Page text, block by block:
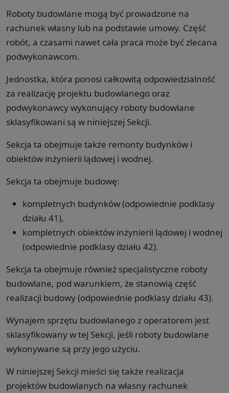
Roboty budowlane mogą być prowadzone na
rachunek własny lub na podstawie umowy. Część
robót, a czasami nawet cała praca może być zlecana
podwykonawcom.
Jednostka, która ponosi całkowitą odpowiedzialność
za realizację projektu budowlanego oraz
podwykonawcy wykonujący roboty budowlane
sklasyfikowani są w niniejszej Sekcji.
Sekcja ta obejmuje także remonty budynków i
obiektów inżynierii lądowej i wodnej.
Sekcja ta obejmuje budowę:
kompletnych budynków (odpowiednie podklasy
działu 41),
kompletnych obiektów inżynierii lądowej i wodnej
(odpowiednie podklasy działu 42).
Sekcja ta obejmuje również specjalistyczne roboty
budowlane, pod warunkiem, że stanowią część
realizacji budowy (odpowiednie podklasy działu 43).
Wynajem sprzętu budowlanego z operatorem jest
sklasyfikowany w tej Sekcji, jeśli roboty budowlane
wykonywane są przy jego użyciu.
W niniejszej Sekcji mieści się także realizacja
projektów budowlanych na własny rachunek